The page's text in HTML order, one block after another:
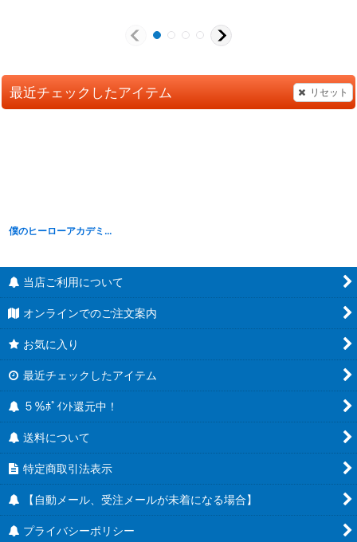
最近チェックしたアイテム リセット
僕のヒーローアカデミア フィギュア 緑谷出久
当店ご利用について
オンラインでのご注文案内
お気に入り
最近チェックしたアイテム
５％ﾎﾟｲﾝﾄ還元中！
送料について
特定商取引法表示
【自動メール、受注メールが未着になる場合】
プライバシーポリシー